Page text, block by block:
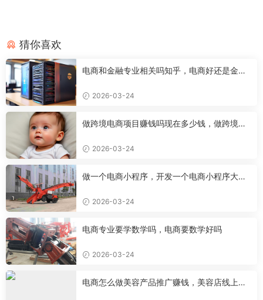
猜你喜欢
电商和金融专业相关吗知乎，电商好还是金融
2026-03-24
做跨境电商项目赚钱吗现在多少钱，做跨境电
2026-03-24
做一个电商小程序，开发一个电商小程序大约
2026-03-24
电商专业要学数学吗，电商要数学好吗
2026-03-24
电商怎么做美容产品推广赚钱，美容店线上推